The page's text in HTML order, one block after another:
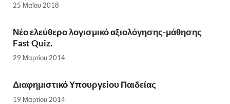
25 Μαΐου 2018
Νέο ελεύθερο λογισμικό αξιολόγησης-μάθησης
Fast Quiz.
29 Μαρτίου 2014
Διαφημιστικό Υπουργείου Παιδείας
19 Μαρτίου 2014